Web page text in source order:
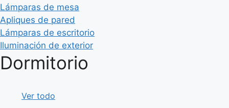
Lámparas de mesa
Apliques de pared
Lámparas de escritorio
Iluminación de exterior
Dormitorio
Ver todo